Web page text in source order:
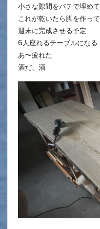
小さな隙間をパテで埋めて
これが乾いたら脚を作って
週末に完成させる予定
6人座れるテーブルになる
あ〜疲れた
酒だ、酒